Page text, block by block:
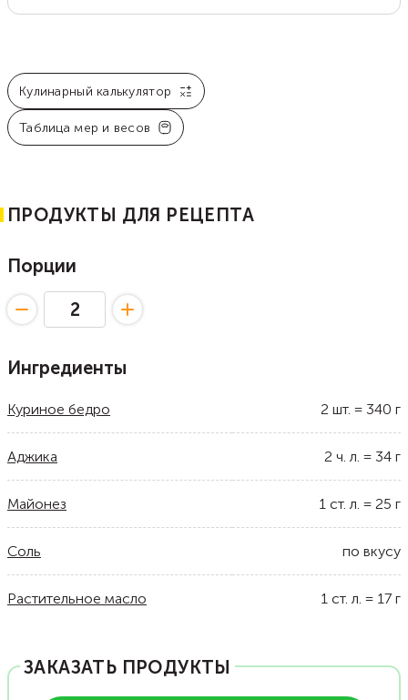
Кулинарный калькулятор
Таблица мер и весов
ПРОДУКТЫ ДЛЯ РЕЦЕПТА
Порции
Ингредиенты
Куриное бедро 2 шт. = 340 г
Аджика 2 ч. л. = 34 г
Майонез 1 ст. л. = 25 г
Соль по вкусу
Растительное масло 1 ст. л. = 17 г
ЗАКАЗАТЬ ПРОДУКТЫ